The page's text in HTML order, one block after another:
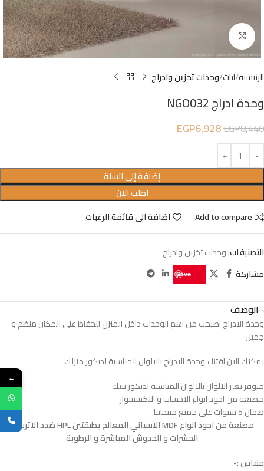
Click to enlarge
الرئيسية اثاث وحدات تخزين وادراج
وحدة ادراج NGO032
EGP8,440
EGP6,928
إضافة إلى السلة
اطلب الان
Add to compare
اضافة الى قائمة الرغبات
التصنيفات:وحدات تخزين وادراج
مشاركة
Save
الوصف
وحدة الادراج اصبحت من اهم الوحدات داخل المنزل للحفاظ على المكان منظم و
جميل
يمكنك الان اقتناء وحدة الادراج بالالوان المناسبة لديكور منزلك
متوفر تغير الالوان بالالوان المناسبة لديكور بيتك
مصنعه من اجود انواع الاخشاب و الاكسسوار
ضمان 5 سنوات على جميع منتجاتنا
مصنعة من اجود انواع MDF الاسباني المعالج بطبقتين HPL ضدد الاتربة و
الحشرات و الخدوش المباشرة و الرطوبة
مقاس :-
←